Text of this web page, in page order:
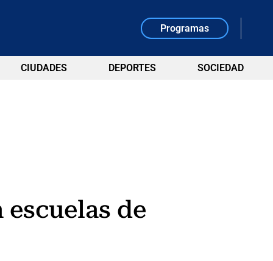
Programas
CIUDADES DEPORTES SOCIEDAD
escuelas de